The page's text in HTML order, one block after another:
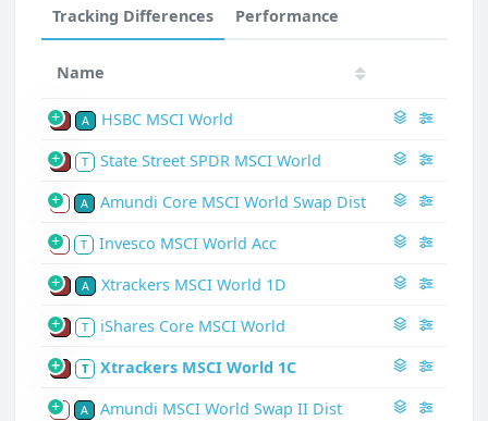
Tracking Differences Performance
Name
P A HSBC MSCI World
P T State Street SPDR MSCI World
S A Amundi Core MSCI World Swap Dist
S T Invesco MSCI World Acc
P A Xtrackers MSCI World 1D
P T iShares Core MSCI World
P T Xtrackers MSCI World 1C
S A Amundi MSCI World Swap II Dist